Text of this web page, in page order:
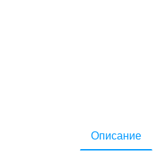
Описание